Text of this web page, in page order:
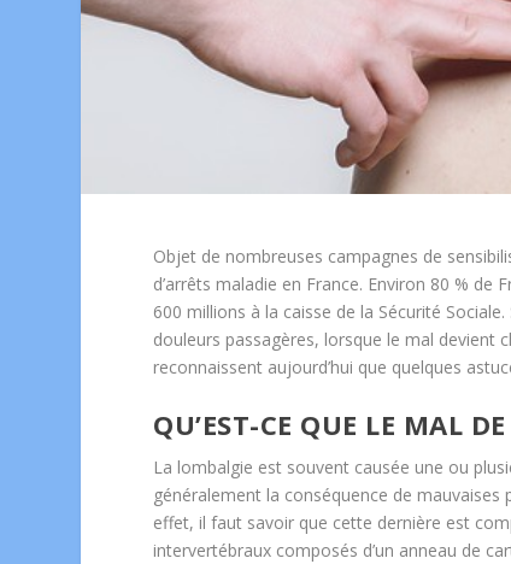
Objet de nombreuses campagnes de
d’arrêts maladie en France. Environ 80 %
600 millions à la caisse de la Sécurité
douleurs passagères, lorsque le mal devient
reconnaissent aujourd’hui que quelques
QU’EST-CE QUE LE MAL
La lombalgie est souvent causée une ou
généralement la conséquence de
effet, il faut savoir que cette dernière est
intervertébraux composés d’un anneau de